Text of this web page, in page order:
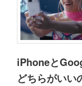
iPhoneと
どちらがいい